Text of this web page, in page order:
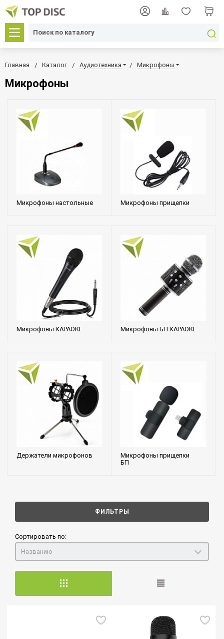
Главная Каталог Аудиотехника Микрофоны
Микрофоны
Микрофоны настольные Микрофоны прищепки
Микрофоны КАРАОКЕ Микрофоны БП КАРАОКЕ
Держатели микрофонов
Микрофоны прищепки
БП
ФИЛЬТРЫ
Сортировать по:
Названию